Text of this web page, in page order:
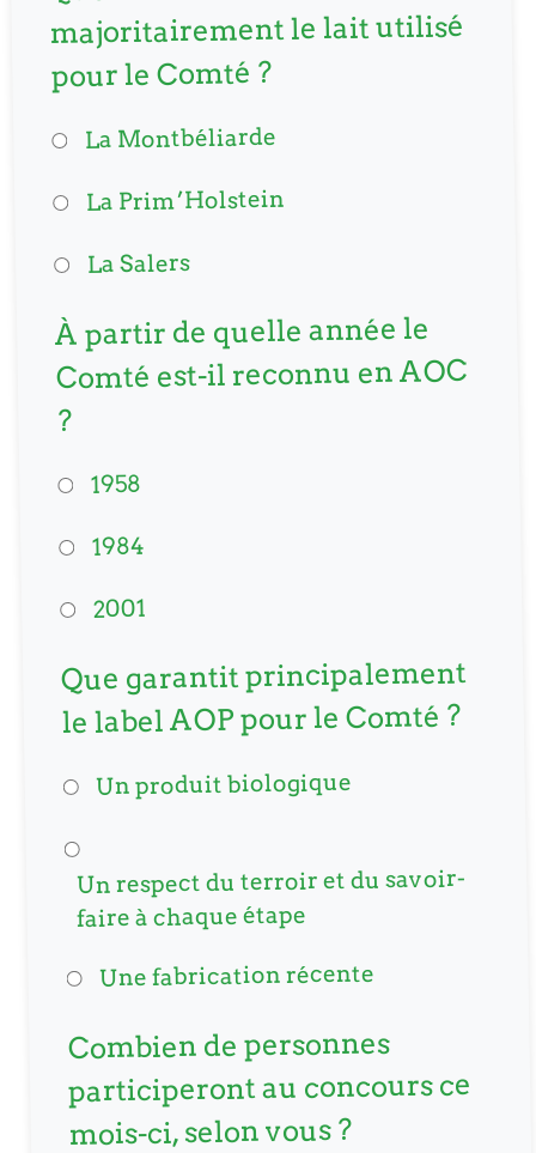
majoritairement le lait utilisé
pour le Comté ?
La Montbéliarde
La Prim’Holstein
La Salers
À partir de quelle année le
Comté est-il reconnu en AOC
?
1958
1984
2001
Que garantit principalement
le label AOP pour le Comté ?
Un produit biologique
Un respect du terroir et du savoir-
faire à chaque étape
Une fabrication récente
Combien de personnes
participeront au concours ce
mois-ci, selon vous ?